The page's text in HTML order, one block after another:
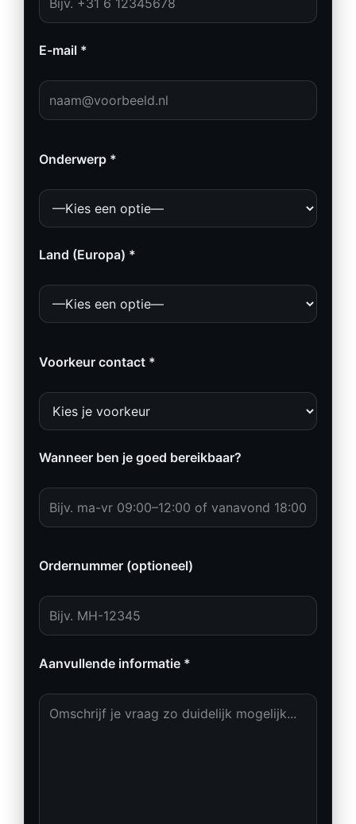
E-mail *
Onderwerp *
Land (Europa) *
Voorkeur contact *
Wanneer ben je goed bereikbaar?
Ordernummer (optioneel)
Aanvullende informatie *